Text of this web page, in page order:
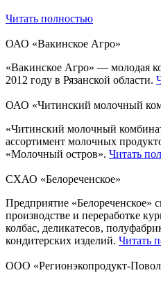
Читать полностью
ОАО «Вакинское Агро»
«Вакинское Агро» — молодая
2012 году в Рязанской области.
ОАО «Читинский молочный
«Читинский молочный
ассортимент молочных
«Молочный остров». Читать
СХАО «Белореченское»
Предприятие «Белореченское»
производстве и переработке
колбас, деликатесов,
кондитерских изделий. Читать
ООО «Регионэкопродукт-